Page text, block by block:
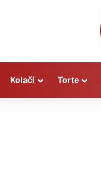
Kolači Torte